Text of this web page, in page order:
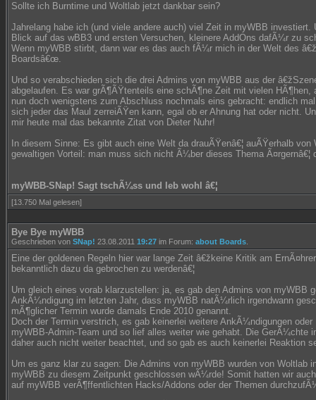
Sollte ich Burntime und Woltlab jetzt dankbar sein?
Jahrelang habe ich (und viele andere auch) viel Zeit in myWBB investiert.
Blick auf das wBB3 und ersten Versuchen, kleinere AddOns dafÃ¼r zu
Wenn myWBB stirbt, dann war es das auch fÃ¼r mich in der Welt des
Boardsâ€œ.
Und so verabschieden sich die drei Admins von myWBB aus der
abgelaufen. Es war grÃ¶ÃŸtenteils eine schÃ¶ne Zeit mit vielen
nun doch wenigstens zum Abschluss nochmals eins gebracht: endlich
sich jeder das Maul zerreiÃŸen kann, egal ob er Ahnung hat oder nicht.
mir heute mal das bekannte Zitat von Dieter Nuhr!
In diesem Sinne: Es gibt auch eine Welt da drauÃŸenâ€¦ auÃŸerhalb
gewaltigen Vorteil: man muss sich nicht Ã¼ber dieses Thema Ã¤rgernâ€¦
myWBB-SNap! Sagt tschÃ¼ss und leb wohl â€¦
[13.750 Mal gelesen]
Bye Bye myWBB
Geschrieben von SNap! 23.08.2011 19:27 im Forum: about Boards
Eine der goldenen Regeln hier war lange Zeit â€žkeine Kritik am
bekanntlich dazu da gebrochen zu werdenâ€¦
Um gleich eines vorab klarzustellen: ja, es gab den Admins von myWBB
AnkÃ¼ndigung im letzten Jahr, dass myWBB natÃ¼rlich irgendwann
mÃ¶glicher Termin wurde damals Ende 2010 genannt.
Doch der Termin verstrich, es gab keinerlei weitere AnkÃ¼ndigungen
myWBB-Admin-Team und so lief alles weiter wie gehabt. Die GerÃ¼chte
daher auch nicht weiter beachtet, und so gab es auch keinerlei Reaktion
Um es ganz klar zu sagen: Die Admins von myWBB wurden von Woltlab
myWBB zu diesem Zeitpunkt geschlossen wÃ¼rde! Somit hatten wir
auf myWBB verÃ¶ffentlichten Hacks/Addons oder der Themen